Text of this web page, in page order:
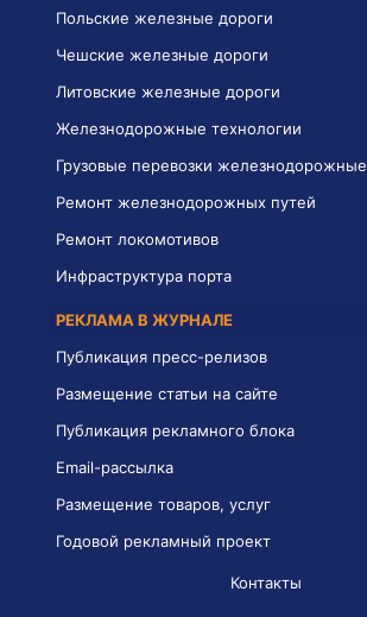
Польские железные дороги
Чешские железные дороги
Литовские железные дороги
Железнодорожные технологии
Грузовые перевозки железнодорожные
Ремонт железнодорожных путей
Ремонт локомотивов
Инфраструктура порта
РЕКЛАМА В ЖУРНАЛЕ
Публикация пресс-релизов
Размещение статьи на сайте
Публикация рекламного блока
Email-рассылка
Размещение товаров, услуг
Годовой рекламный проект
Контакты